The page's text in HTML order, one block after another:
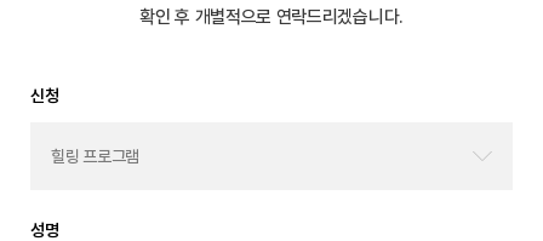
확인 후 개별적으로 연락드리겠습니다.
신청
성명